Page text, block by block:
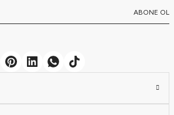
ABONE OL